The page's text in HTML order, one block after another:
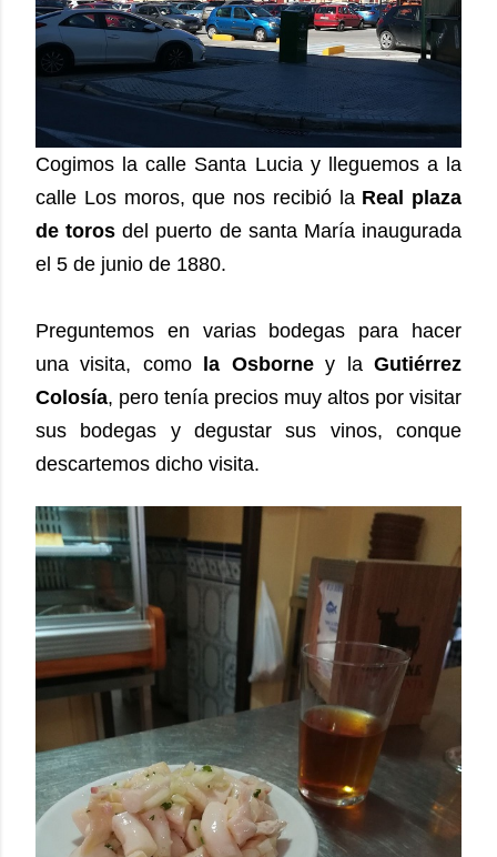
Cogimos la calle Santa Lucia y lleguemos a la
calle Los moros, que nos recibió la Real plaza
de toros del puerto de santa María inaugurada
el 5 de junio de 1880.
Preguntemos en varias bodegas para hacer
una visita, como la Osborney laGutiérrez
Colosía, pero tenía precios muy altos por visitar
sus bodegas y degustar sus vinos, conque
descartemos dicho visita.